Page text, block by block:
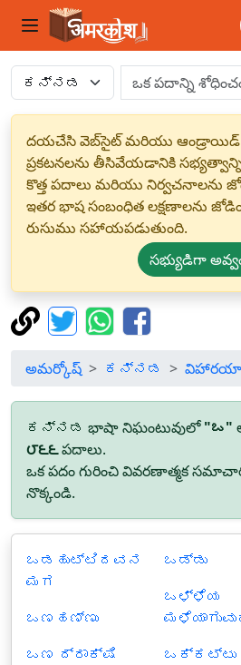
దయచేసి వెబ్‌సైట్ మరియు
ప్రకటనలను తీసివేయడానికి
కొత్త పదాలు మరియు నిర్వచనాలను
ఇతర భాష సంబంధిత లక్షణాలను
రుసుము సహాయపడుతుంది.
సభ్యుడిగా
అమర్కోష్ ಕನ್ನಡ
ಕನ್ನಡ భాషా నిఘంటువులో"ಒ"
౮౬౬పదాలు.
ఒక పదం గురించి వివరణాత్మక
నొక్కండి.
ಒಡಹುಟ್ಟಿದವನ
ಮಗ
ಒಣಹಣ್ಣು
ಒಣ ದ್ರಾಕ್ಷಿ
ಒಡ್ಡು
ಒಳ್ಳೆಯ
ಒಕ್ಕಟ್ಟು